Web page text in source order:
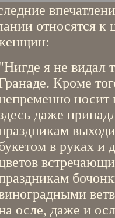
относятся к
я не видал
Кроме
носит
даже
в руках и
осле, даже и